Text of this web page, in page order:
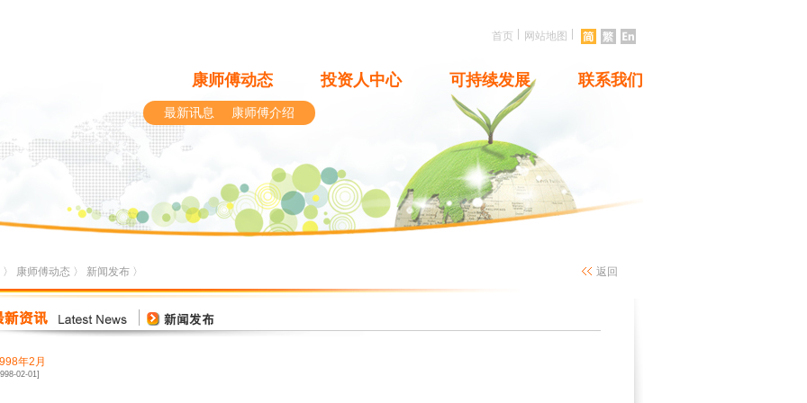
首页 网站地图
康师傅动态 投资人中心 可持续发展 联系我们
最新讯息 康师傅介绍
〉 康师傅动态 〉 新闻发布 〉 返回
年2月
02-01]